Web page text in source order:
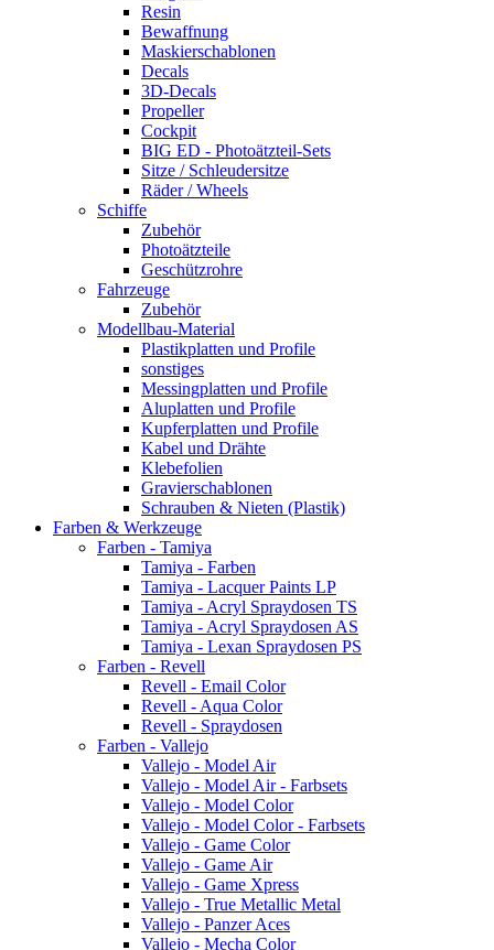
Resin
Bewaffnung
Maskierschablonen
Decals
3D-Decals
Propeller
Cockpit
BIG ED - Photoätzteil-Sets
Sitze / Schleudersitze
Räder / Wheels
Schiffe
Zubehör
Photoätzteile
Geschützrohre
Fahrzeuge
Zubehör
Modellbau-Material
Plastikplatten und Profile
sonstiges
Messingplatten und Profile
Aluplatten und Profile
Kupferplatten und Profile
Kabel und Drähte
Klebefolien
Gravierschablonen
Schrauben & Nieten (Plastik)
Farben & Werkzeuge
Farben - Tamiya
Tamiya - Farben
Tamiya - Lacquer Paints LP
Tamiya - Acryl Spraydosen TS
Tamiya - Acryl Spraydosen AS
Tamiya - Lexan Spraydosen PS
Farben - Revell
Revell - Email Color
Revell - Aqua Color
Revell - Spraydosen
Farben - Vallejo
Vallejo - Model Air
Vallejo - Model Air - Farbsets
Vallejo - Model Color
Vallejo - Model Color - Farbsets
Vallejo - Game Color
Vallejo - Game Air
Vallejo - Game Xpress
Vallejo - True Metallic Metal
Vallejo - Panzer Aces
Vallejo - Mecha Color